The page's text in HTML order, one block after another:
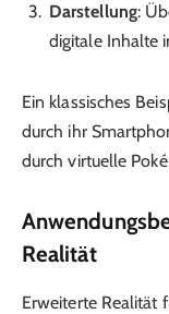
Darstellung:
digitale Inhalte
Ein klassisches
durch ihr
durch virtuelle
Realität
Erweiterte Realität